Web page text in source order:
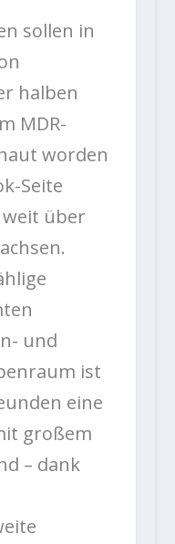
sollen in
halben
MDR-
worden
Seite
weit über
und
ist
eine
großem
– dank